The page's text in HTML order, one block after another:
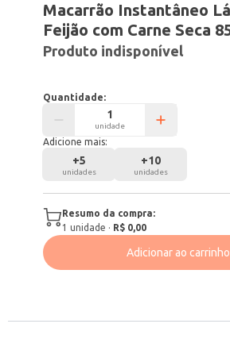
Macarrão Instantâneo
Feijão com Carne Seca
Produto indisponível
Quantidade:
unidade
Adicione mais:
+5
unidades
+10
unidades
Resumo da compra:
1 unidade · R$ 0,00
Adicionar ao carrinho